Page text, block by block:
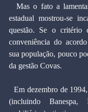
estadual mostrou-se
questão. Se o critério
conveniência do
sua população, pouco
da gestão Covas.
(incluindo